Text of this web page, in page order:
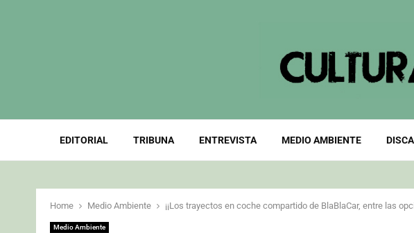
EDITORIAL TRIBUNA ENTREVISTA MEDIO AMBIENTE
Home Medio Ambiente ¡¡Los trayectos en coche compartido de BlaBlaCar, entre las
Medio Ambiente